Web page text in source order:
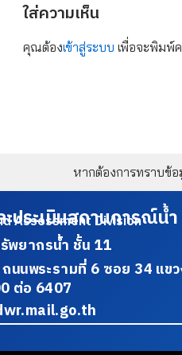
ใส่ความเห็น
คุณต้องเข้าสู่ระบบ เพื่อจะพิมพ์
หากต้องการทราบข้
ะประเมินสถานการณ์น้
Assessment Division
พยากรน้ำ ชั้น 11
นนพระรามที่ 6 ซอย 34 แ
ต่อ 6407